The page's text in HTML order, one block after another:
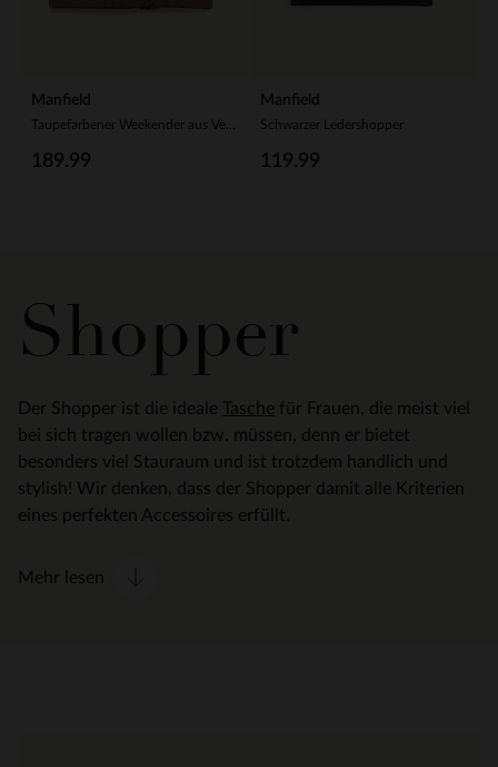
Manfield
189.99
Manfield
Schwarzer Ledershopper
119.99
Shopper
Der Shopper ist die ideale Tasche für Frauen, die meist viel
bei sich tragen wollen bzw. müssen, denn er bietet
besonders viel Stauraum und ist trotzdem handlich und
stylish! Wir denken, dass der Shopper damit alle Kriterien
eines perfekten Accessoires erfüllt.
Mehr lesen